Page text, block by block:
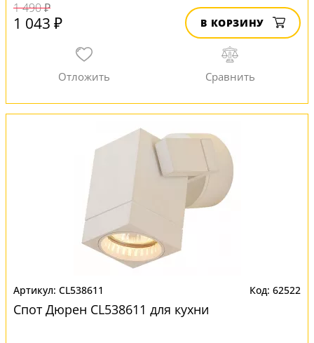
1 490 ₽
1 043 ₽ В КОРЗИНУ
CL538611 62522
Спот Дюрен CL538611 для кухни